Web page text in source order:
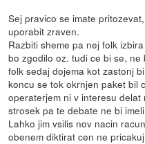
Sej pravico se imate
uporabit zraven.
Razbiti sheme pa nej folk
bo zgodilo oz. tudi ce bi se,
folk sedaj dojema kot zastonj
koncu se tok okrnjen paket bil
operaterjem ni v interesu
strosek pa te debate ne bi
Lahko jim vsilis nov nacin
obenem diktirat cen ne